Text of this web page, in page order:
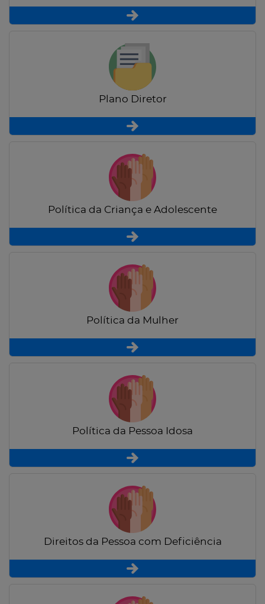
Plano Diretor
Política da Criança e Adolescente
Política da Mulher
Política da Pessoa Idosa
Direitos da Pessoa com Deficiência